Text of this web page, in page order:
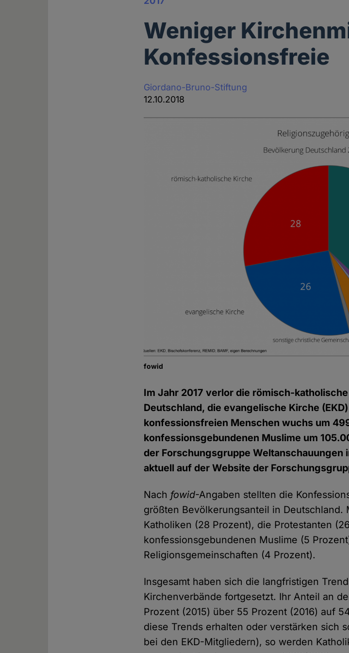
Weniger
Konfessionsfreie
Giordano-Bruno-Stiftung
12.10.2018
fowid
Im Jahr 2017 verlor die römisch-
Deutschland, die evangelische Kirche
konfessionsfreien Menschen wuchs um
konfessionsgebundenen Muslime um
der Forschungsgruppe Weltanschauungen
aktuell auf der Website der
Nach fowid-Angaben stellten die
größten Bevölkerungsanteil in
Katholiken (28 Prozent), die Protestanten
konfessionsgebundenen Muslime (5
Religionsgemeinschaften (4 Prozent).
Insgesamt haben sich die langfristigen
Kirchenverbände fortgesetzt. Ihr Anteil an
Prozent (2015) über 55 Prozent (2016) auf
diese Trends erhalten oder verstärken sich
bei den EKD-Mitgliedern), so werden